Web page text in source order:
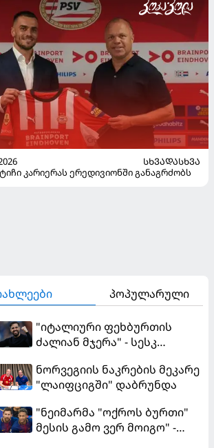
ᲡᲮᲕᲐᲓᲐᲡᲮᲕᲐ
კარიერას ერედივიონში განაგრძობს
პოპულარული
"იტალიური ფეხბურთის
ძალიან მჯერა" - სესკ
ნორვეგიის ნაკრების მეკარე
"ლაიფციგში" დაბრუნდა
"ნეიმარმა "ოქროს ბურთი"
მესის გამო ვერ მოიგო" -